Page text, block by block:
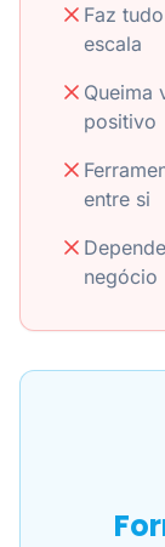
Faz
escala
Queima
positivo
entre si
negócio